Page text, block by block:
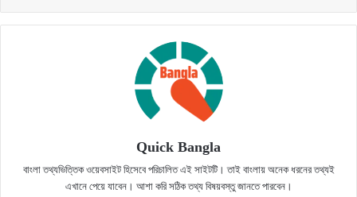
Quick Bangla
বাংলা তথ্যভিত্তিক ওয়েবসাইট হিসেবে পরিচালিত এই সাইটটি। তাই বাংলায় অনেক ধরনের তথ্যই
এখানে পেয়ে যাবেন। আশা করি সঠিক তথ্য বিষয়বস্তু জানতে পারবেন।